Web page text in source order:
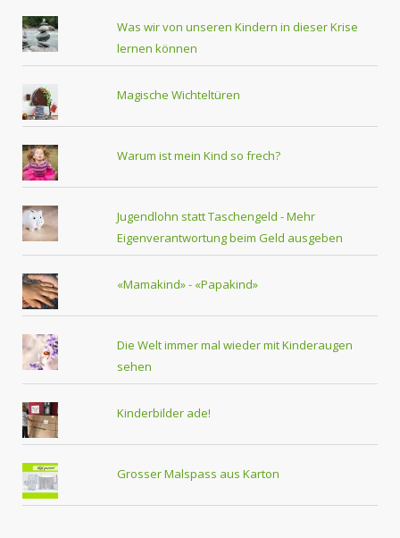
Was wir von unseren Kindern in dieser Krise
lernen können
Magische Wichteltüren
Warum ist mein Kind so frech?
Jugendlohn statt Taschengeld - Mehr
Eigenverantwortung beim Geld ausgeben
«Mamakind» - «Papakind»
Die Welt immer mal wieder mit Kinderaugen
sehen
Kinderbilder ade!
Grosser Malspass aus Karton